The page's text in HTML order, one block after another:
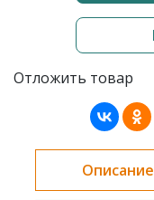
Отложить товар
Описание